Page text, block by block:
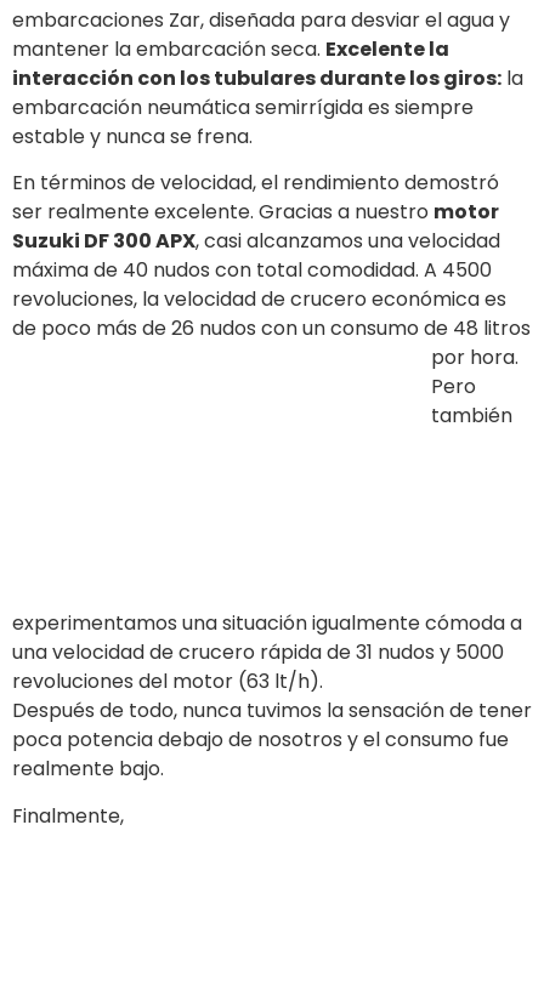
nudos y 5000 revoluciones del motor (63 lt/h).
Después de todo, nunca tuvimos la sensación de tener
poca potencia debajo de nosotros y el consumo fue
realmente bajo.
Finalmente,
reemplazamos la hélice de18» x 15con una18,5» x 16
(véase la tabla siguiente) y ganamos algo en términos
de velocidad, pero perdimos un poco en términos de
aceleración y consumo al 90% de las revoluciones. Los
números no cambian mucho, pero preferimos la
primera solución.
Ancho interior
transitable
2,20 m
Diámetro del tubular 60 cm
Compartimentos